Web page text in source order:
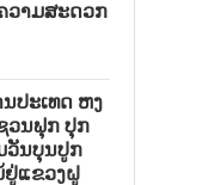
ວາມສະດວກ
ປະເທດ ຫງ
ວນຟຸກ ປຸກ
ວັນບຸນປູກ
ຢູ່ແຂວງຝູ